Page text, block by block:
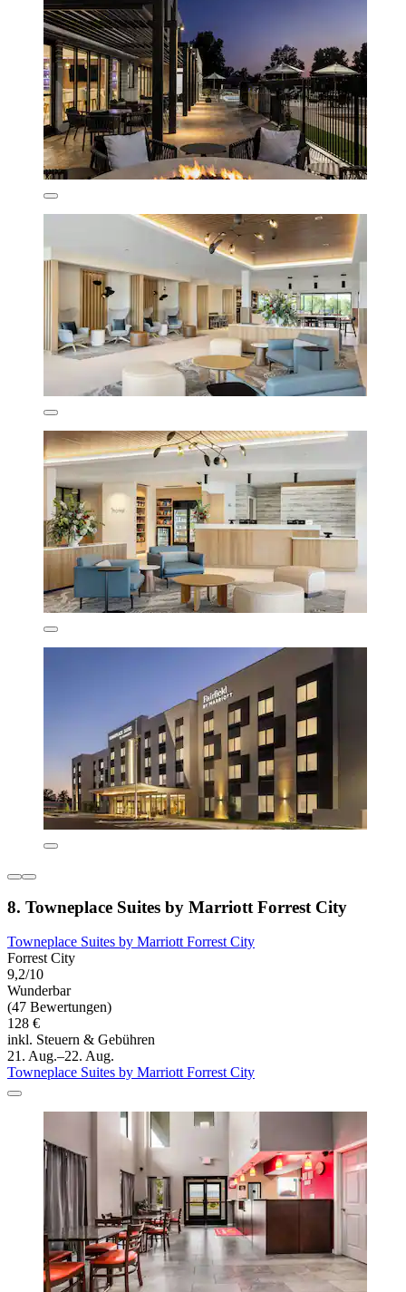
8. Towneplace Suites by Marriott Forrest City
Towneplace Suites by Marriott Forrest City
Forrest City
9,2/10
Wunderbar
(47 Bewertungen)
128 €
inkl. Steuern & Gebühren
21. Aug.–22. Aug.
Towneplace Suites by Marriott Forrest City